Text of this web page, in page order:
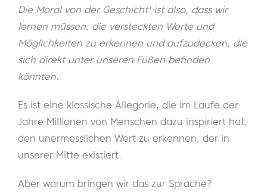
Die Moral von der Geschicht' ist also, dass wir
lernen müssen, die versteckten Werte und
Möglichkeiten zu erkennen und aufzudecken, die
sich direkt unter unseren Füßen befinden
könnten.
Es ist eine klassische Allegorie, die im Laufe der
Jahre Millionen von Menschen dazu inspiriert hat,
den unermesslichen Wert zu erkennen, der in
unserer Mitte existiert.
Aber warum bringen wir das zur Sprache?